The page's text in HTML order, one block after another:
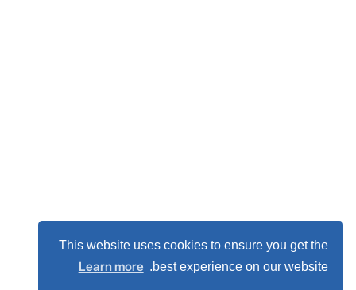
This website uses cookies to ensure you get the
best experience on our website.
Learn more